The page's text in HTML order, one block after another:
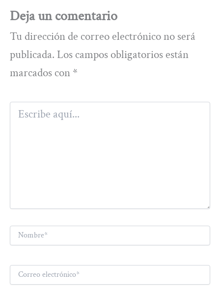
Deja un comentario
Tu dirección de correo electrónico no será
publicada. Los campos obligatorios están
marcados con *
Escribe
aquí...
Nombre*
Correo
electrónico*